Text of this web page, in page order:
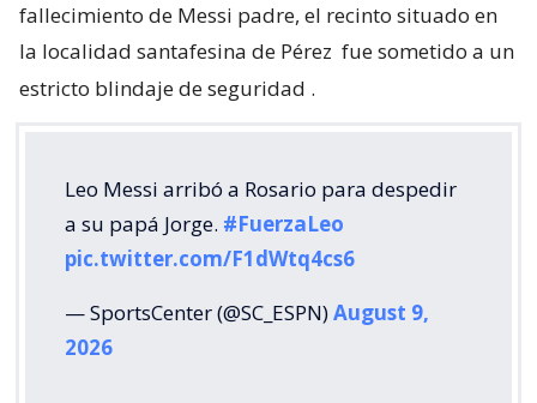
fallecimiento de Messi padre, el recinto situado en
la localidad santafesina de Pérez fue sometido a un
estricto blindaje de seguridad .
Leo Messi arribó a Rosario para despedir
a su papá Jorge. #FuerzaLeo
pic.twitter.com/F1dWtq4cs6
— SportsCenter (@SC_ESPN)August 9,
2026